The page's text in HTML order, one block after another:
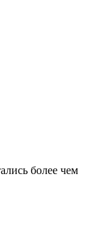
более чем